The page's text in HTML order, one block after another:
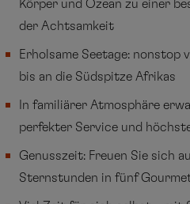
Körper und Ozean zu einer
der Achtsamkeit
Erholsame Seetage: nonstop
bis an die Südspitze Afrikas
In familiärer Atmosphäre
perfekter Service und
Genusszeit: Freuen Sie sich
Sternstunden in fünf